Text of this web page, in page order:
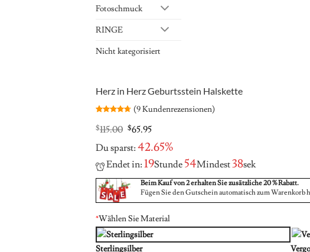
Fotoschmuck
RINGE
Nicht kategorisiert
Herz in Herz Geburtsstein Halskette
mit4.67
von 5,
auf
Kundenbewertungen
(9Kundenrezensionen)
$115.00 Original
was:
$115.00.
$65.95Current
is:
$65.95.
Du sparst:42.65%
Endet in:19Stunde 54Mindest37sek
Beim Kauf von 2 erhalten Sie zusätzliche 20 % Rabatt.
Fügen Sie den Gutschein automatisch zum Warenkorb
*Wählen Sie Material
Sterlingsilber